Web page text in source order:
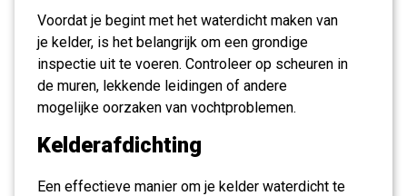
Voordat je begint met het waterdicht maken van
je kelder, is het belangrijk om een grondige
inspectie uit te voeren. Controleer op scheuren in
de muren, lekkende leidingen of andere
mogelijke oorzaken van vochtproblemen.
Kelderafdichting
Een effectieve manier om je kelder waterdicht te